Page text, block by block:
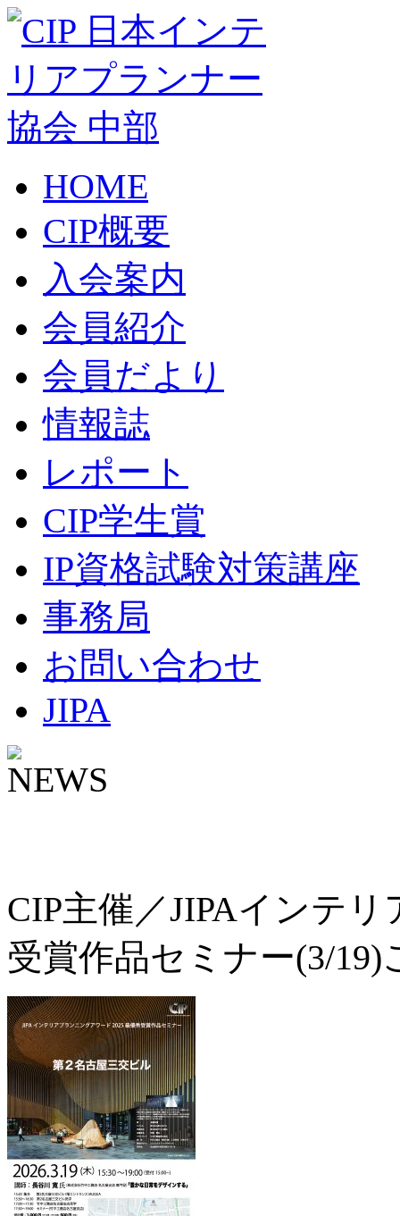
HOME
CIP概要
入会案内
会員紹介
会員だより
情報誌
レポート
CIP学生賞
IP資格試験対策講座
事務局
お問い合わせ
JIPA
NEWS
CIP主催／JIPAインテ
受賞作品セミナー(3/